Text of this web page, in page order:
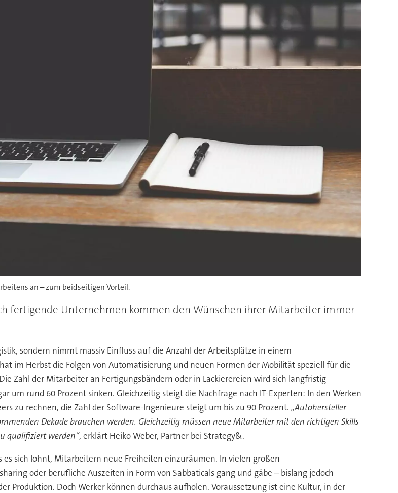
an – zum beidseitigen Vorteil.
fertigende Unternehmen kommen den Wünschen ihrer Mitarbeiter immer
sondern nimmt massiv Einfluss auf die Anzahl der Arbeitsplätze in einem
im Herbst die Folgen von Automatisierung und neuen Formen der Mobilität speziell für die
Zahl der Mitarbeiter an Fertigungsbändern oder in Lackierereien wird sich langfristig
um rund 60 Prozent sinken. Gleichzeitig steigt die Nachfrage nach IT-Experten: In den Werken
zu rechnen, die Zahl der Software-Ingenieure steigt um bis zu 90 Prozent. „Autohersteller
Dekade brauchen werden. Gleichzeitig müssen neue Mitarbeiter mit den richtigen Skills
qualifiziert werden“, erklärt Heiko Weber, Partner bei Strategy&.
es sich lohnt, Mitarbeitern neue Freiheiten einzuräumen. In vielen großen
oder berufliche Auszeiten in Form von Sabbaticals gang und gäbe – bislang jedoch
Produktion. Doch Werker können durchaus aufholen. Voraussetzung ist eine Kultur, in der